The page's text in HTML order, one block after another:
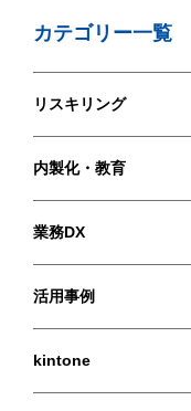
カテゴリー一覧
リスキリング
内製化・教育
業務DX
活用事例
kintone